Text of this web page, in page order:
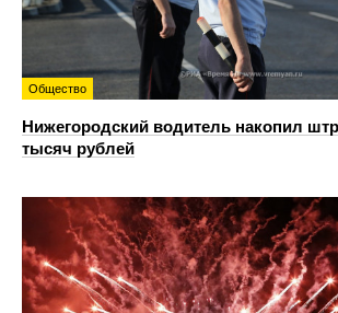
Общество
Нижегородский водитель накопил
тысяч рублей